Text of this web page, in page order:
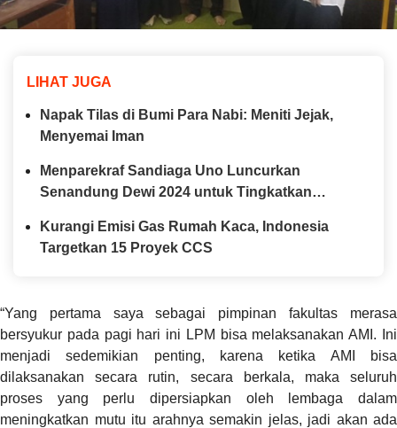
LIHAT JUGA
Napak Tilas di Bumi Para Nabi: Meniti Jejak,
Menyemai Iman
Menparekraf Sandiaga Uno Luncurkan
Senandung Dewi 2024 untuk Tingkatkan
Kurangi Emisi Gas Rumah Kaca, Indonesia
Targetkan 15 Proyek CCS
“Yang pertama saya sebagai pimpinan fakultas merasa
bersyukur pada pagi hari ini LPM bisa melaksanakan AMI. Ini
menjadi sedemikian penting, karena ketika AMI bisa
dilaksanakan secara rutin, secara berkala, maka seluruh
proses yang perlu dipersiapkan oleh lembaga dalam
meningkatkan mutu itu arahnya semakin jelas, jadi akan ada